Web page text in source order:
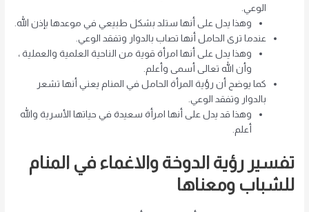
الوعي.
وهذا يدل على أنها ستلد بشكل طبيعي في موعدها بإذن الله.
عندما ترى الحامل أنها تصاب بالدوار وتفقد الوعي.
وهذا يدل على أنها امرأة قوية من الناحية العلمية والعملية ،
وأن الله تعالى أسمى وأعلم.
كما يوضح أن رؤية المرأة الحامل في المنام يعني أنها تشعر
بالدوار وتفقد الوعي.
وهذا قد يدل على أنها امرأة سعيدة في حياتها الأسرية والله
أعلم.
تفسير رؤية الدوخة والاغماء في المنام
للشباب ومعناها